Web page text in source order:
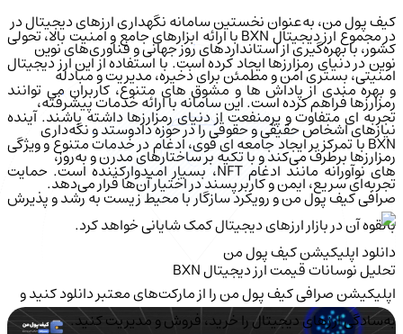
در مجموع ارز دیجیتال BXN با ارائه ابزارهای جامع و امنیت بالا، تحولی
نوین در دنیای رمزارزها ایجاد کرده است. با استفاده از این ارز دیجیتال
و بهره مندی از پاداش ها و مشوق های متنوع، کاربران می توانند
تجربه ای متفاوت و پرمنفعت از دنیای رمزارزها داشته باشند. آینده
BXN با تمرکز بر ایجاد جامعه ای قوی، ادغام در خدمات متنوع و ویژگی
های نوآورانه مانند ادغام NFT، بسیار امیدوارکننده است. حمایت
صرافی کیف پول من و رویکرد سازگار با محیط زیست به رشد و پذیرش
بالقوه آن در بازار ارزهای دیجیتال کمک شایانی خواهد کرد.
تحلیل نوسانات قیمت ارز دیجیتال BXN
کیف‌ پول من، به‌عنوان نخستین سامانه نگهداری ارزهای دیجیتال در
کشور، با بهره‌گیری از استانداردهای روز جهانی و فناوری‌های نوین
امنیتی، بستری امن و مطمئن برای ذخیره، مدیریت و مبادله
رمزارزها فراهم کرده است. این سامانه با ارائه خدمات پیشرفته،
نیازهای اشخاص حقیقی و حقوقی را در حوزه دادوستد و نگه‌داری
رمزارزها برطرف می‌کند و با تکیه بر ساختارهای مدرن و به‌روز،
تجربه‌ای سریع، ایمن و کاربرپسند در اختیار آن‌ها قرار می‌دهد.
دانلود اپلیکیشن کیف‌ پول من
اپلیکیشن صرافی کیف پول من را از مارکت‌های معتبر دانلود کنید و
به‌سادگی ارزهای دیجیتال را خرید، فروش و مدیریت کنید.